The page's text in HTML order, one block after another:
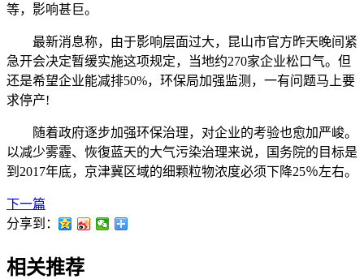
等，影响甚巨。
最新消息称，由于影响层面过大，昆山市官方昨天晚间紧
急开会决定暂缓实施这项规定，当地约270家企业松口气。但
还是希望企业能减排50%，环保局加强监测，一有问题马上要
求停产!
随着政府逐步加强环保治理，对企业的考验也愈加严峻。
以减少雾霾、恢復蓝天的大气污染治理来说，国务院的目标是
到2017年底，京津冀区域的细颗粒物浓度必须下降25％左右。
下一篇
分享到：
相关推荐